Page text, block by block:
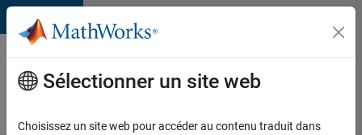
Passer au contenu
Votre
carrière
chez
Sélectionner un site web
Choisissez un site web pour accéder au contenu traduit dans